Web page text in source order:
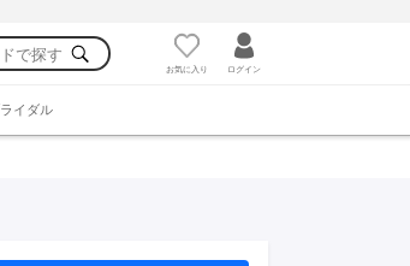
お気に入り ログイン
イダル